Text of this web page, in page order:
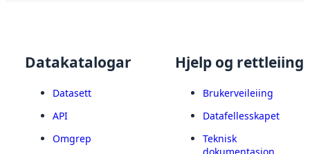
Datakatalogar
Datasett
API
Omgrep
Hjelp og rettleiing
Brukerveileiing
Datafellesskapet
Teknisk